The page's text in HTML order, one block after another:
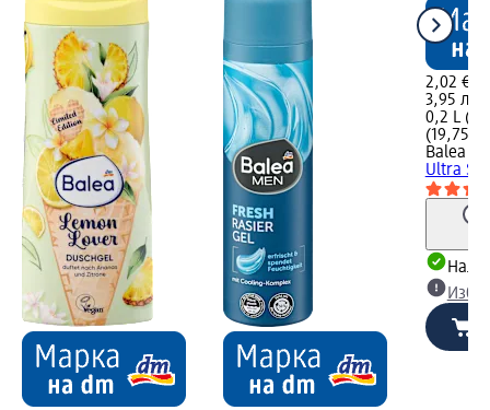
2,02 €
3,95 лв.
0,2 L
(19,75
Balea
Ultra